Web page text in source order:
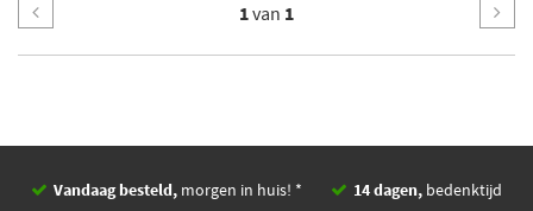
1van 1
Vandaag besteld, morgen in huis! * 14 dagen, bedenktijd